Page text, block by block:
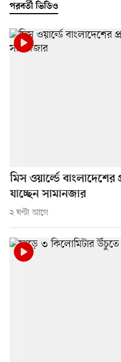
পরবর্তী ভিডিও
মিস ওয়ার্ল্ডে
যাচ্ছেন সামানজার
২ ঘণ্টা আগে